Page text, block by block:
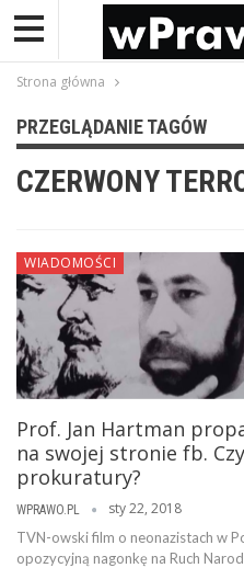
Strona główna
PRZEGLĄDANIE TAGÓW
CZERWONY
WIADOMOŚCI
Prof. Jan Hartman
na swojej stronie fb.
prokuratury?
WPRAWO.PL sty 22, 2018
TVN-owski film o neonazistach w
opozycyjną nagonkę na Ruch